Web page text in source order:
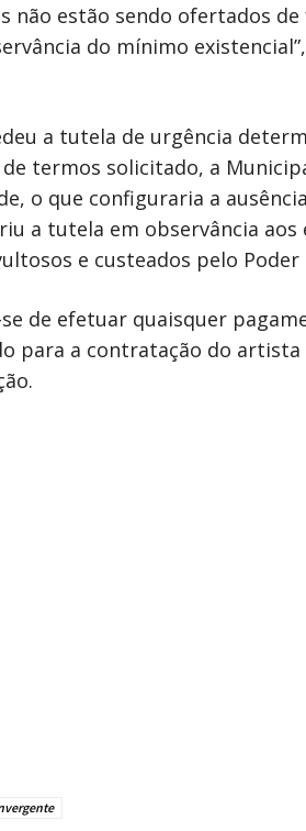
não estão sendo ofertados
do mínimo
a tutela de urgência
termos solicitado, a
o que configuraria a
a tutela em observância
e custeados pelo Poder
de efetuar quaisquer
para a contratação do